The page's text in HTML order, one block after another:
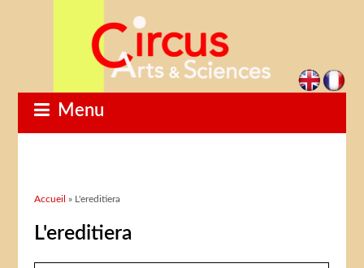
Menu
Vous êtes ici
Accueil » L'ereditiera
L'ereditiera